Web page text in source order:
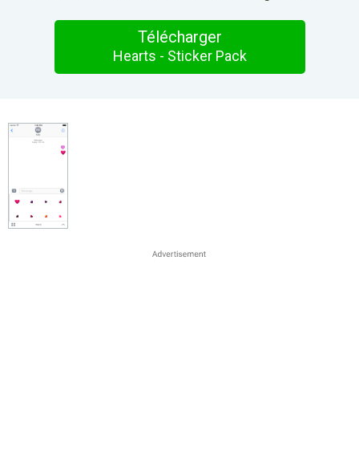
Télécharger
Hearts - Sticker Pack